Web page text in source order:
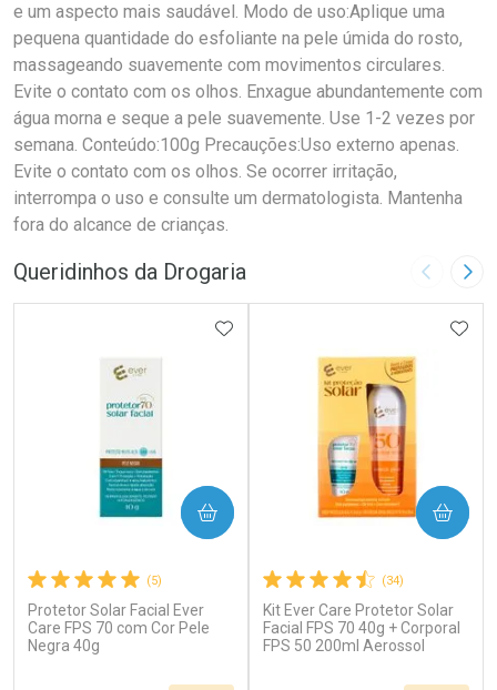
e um aspecto mais saudável. Modo de uso:Aplique uma
pequena quantidade do esfoliante na pele úmida do rosto,
massageando suavemente com movimentos circulares.
Evite o contato com os olhos. Enxague abundantemente com
água morna e seque a pele suavemente. Use 1-2 vezes por
semana. Conteúdo:100g Precauções:Uso externo apenas.
Evite o contato com os olhos. Se ocorrer irritação,
interrompa o uso e consulte um dermatologista. Mantenha
fora do alcance de crianças.
Queridinhos da Drogaria Imagem
(5)
Protetor Solar Facial Ever
Care FPS 70 com Cor Pele
Negra 40g
ADICIONAR AOS FAVORITOS
COMPRAR
(34)
Kit Ever Care Protetor Solar
Facial FPS 70 40g + Corporal
FPS 50 200ml Aerossol
COMPRAR